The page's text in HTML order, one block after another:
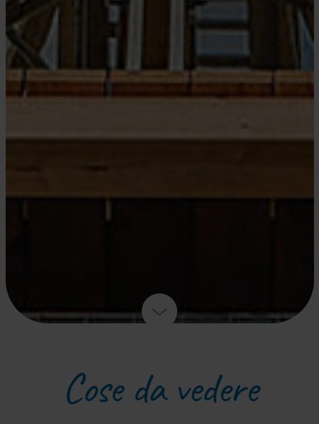
Cose da vedere